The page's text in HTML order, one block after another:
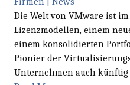
Die Welt von VMware ist
Lizenzmodellen, einem
einem konsolidierten
Pionier der
Unternehmen auch künftig